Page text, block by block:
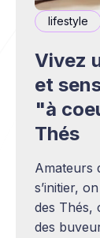
lifestyle
Vivez
et
"à
Thés
Amateurs
s’initier,
des Thés,
des